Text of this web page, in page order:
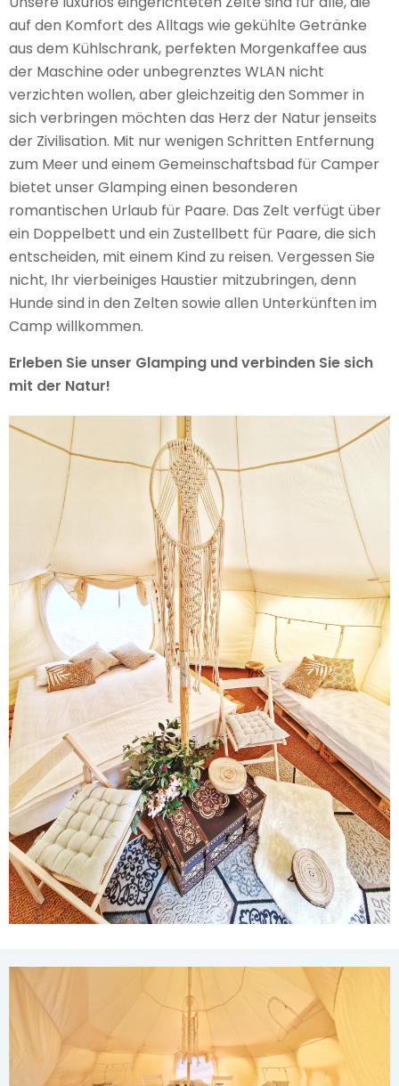
auf den Komfort des Alltags wie gekühlte Getränke
aus dem Kühlschrank, perfekten Morgenkaffee aus
der Maschine oder unbegrenztes WLAN nicht
verzichten wollen, aber gleichzeitig den Sommer in
sich verbringen möchten das Herz der Natur jenseits
der Zivilisation. Mit nur wenigen Schritten Entfernung
zum Meer und einem Gemeinschaftsbad für Camper
bietet unser Glamping einen besonderen
romantischen Urlaub für Paare. Das Zelt verfügt über
ein Doppelbett und ein Zustellbett für Paare, die sich
entscheiden, mit einem Kind zu reisen. Vergessen Sie
nicht, Ihr vierbeiniges Haustier mitzubringen, denn
Hunde sind in den Zelten sowie allen Unterkünften im
Camp willkommen.
Erleben Sie unser Glamping und verbinden Sie sich
mit der Natur!